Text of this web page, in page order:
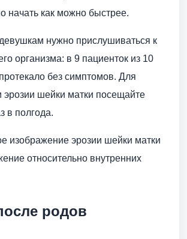
начать как можно быстрее.
нужно прислушиваться к
организма: в 9 пациенток из 10
без симптомов. Для
эрозии шейки матки посещайте
в полгода.
изображение эрозии шейки матки
относительно внутренних
родов